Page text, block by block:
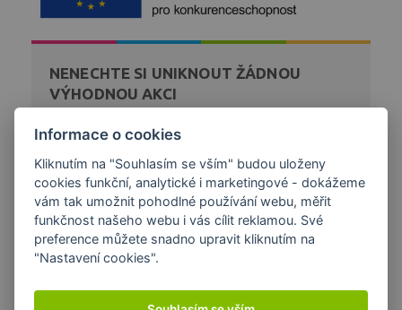
NENECHTE SI UNIKNOUT ŽÁDNOU
VÝHODNOU AKCI
Zaregistrujte se k bezplatnému zasílání novinek a akcí
DÁREK K NÁKUPU
Informace o cookies
Kliknutím na "Souhlasím se vším" budou uloženy
cookies funkční, analytické i marketingové - dokážeme
vám tak umožnit pohodlné používání webu, měřit
funkčnost našeho webu i vás cílit reklamou. Své
preference můžete snadno upravit kliknutím na
"Nastavení cookies".